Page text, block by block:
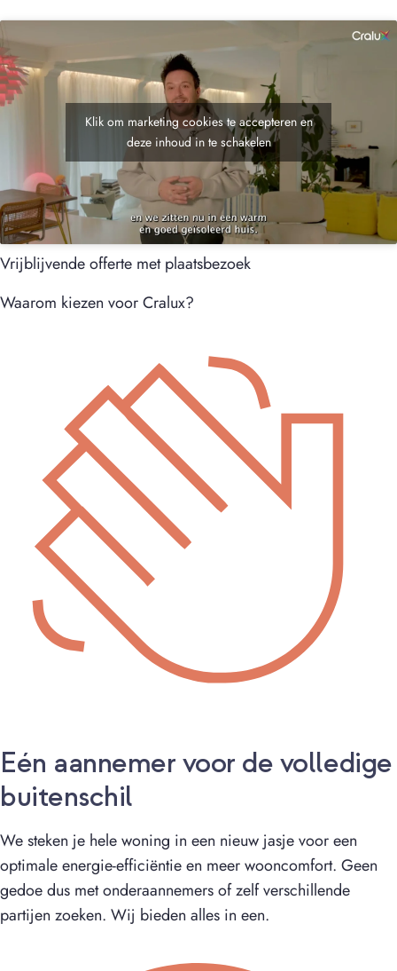
Klik om marketing cookies te accepteren en
deze inhoud in te schakelen
Vrijblijvende offerte met plaatsbezoek
Waarom kiezen voor Cralux?
Eén aannemer voor de volledige
buitenschil
We steken je hele woning in een nieuw jasje voor een
optimale energie-efficiëntie en meer wooncomfort. Geen
gedoe dus met onderaannemers of zelf verschillende
partijen zoeken. Wij bieden alles in een.